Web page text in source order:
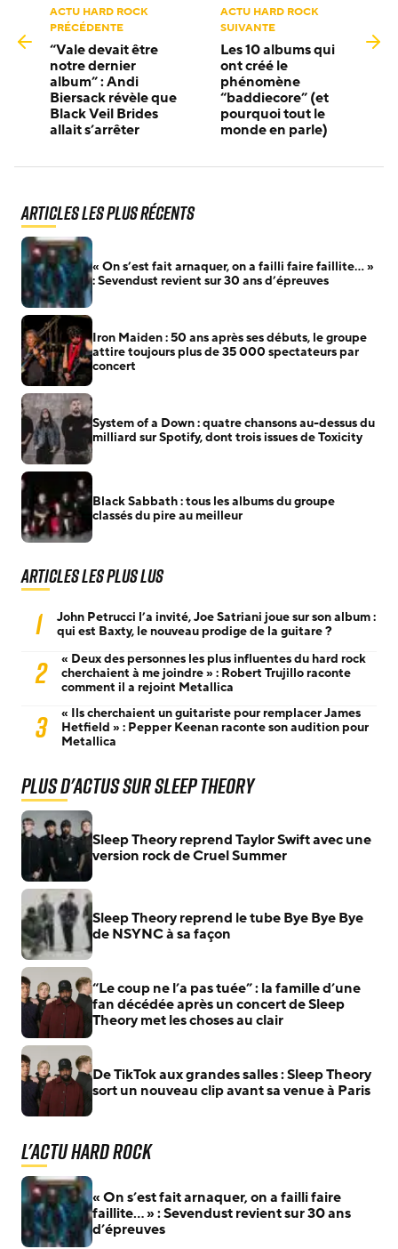
ACTU HARD ROCK
PRÉCÉDENTE
“Vale devait être
notre dernier
album” : Andi
Biersack révèle que
Black Veil Brides
allait s’arrêter
ACTU HARD ROCK
SUIVANTE
Les 10 albums qui
ont créé le
phénomène
“baddiecore” (et
pourquoi tout le
monde en parle)
Articles les plus récents
« On s’est fait arnaquer, on a failli faire faillite… »
: Sevendust revient sur 30 ans d’épreuves
Iron Maiden : 50 ans après ses débuts, le groupe
attire toujours plus de 35 000 spectateurs par
concert
System of a Down : quatre chansons au-dessus du
milliard sur Spotify, dont trois issues de Toxicity
Black Sabbath : tous les albums du groupe
classés du pire au meilleur
Articles les plus lus
1
John Petrucci l’a invité, Joe Satriani joue sur son album :
qui est Baxty, le nouveau prodige de la guitare ?
2
« Deux des personnes les plus influentes du hard rock
cherchaient à me joindre » : Robert Trujillo raconte
comment il a rejoint Metallica
3
« Ils cherchaient un guitariste pour remplacer James
Hetfield » : Pepper Keenan raconte son audition pour
Metallica
Plus d'actus sur Sleep Theory
Sleep Theory reprend Taylor Swift avec une
version rock de Cruel Summer
Sleep Theory reprend le tube Bye Bye Bye
de NSYNC à sa façon
“Le coup ne l’a pas tuée” : la famille d’une
fan décédée après un concert de Sleep
Theory met les choses au clair
De TikTok aux grandes salles : Sleep Theory
sort un nouveau clip avant sa venue à Paris
L'actu Hard Rock
« On s’est fait arnaquer, on a failli faire
faillite… » : Sevendust revient sur 30 ans
d’épreuves